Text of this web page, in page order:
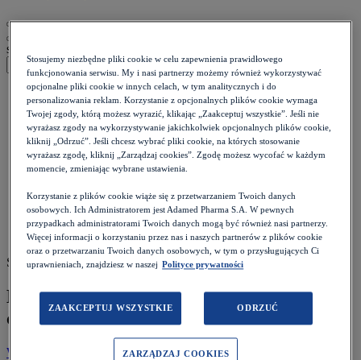
szukaj
Strona główna >
Pacjent >
Aktualności
Ekspert: Otyłość jest matką wszystkich chorób
Szacowany czas czytania: 5 minut
Ekspert: Otyłość jest matką wszystkich
chorób
Wróć do listy 04.03.2024
Stosujemy niezbędne pliki cookie w celu zapewnienia prawidłowego
funkcjonowania serwisu. My i nasi partnerzy możemy również wykorzystywać
opcjonalne pliki cookie w innych celach, w tym analitycznych i do
personalizowania reklam. Korzystanie z opcjonalnych plików cookie wymaga
Twojej zgody, którą możesz wyrazić, klikając „Zaakceptuj wszystkie”. Jeśli nie
wyrażasz zgody na wykorzystywanie jakichkolwiek opcjonalnych plików cookie,
kliknij „Odrzuć”. Jeśli chcesz wybrać pliki cookie, na których stosowanie
wyrażasz zgodę, kliknij „Zarządzaj cookies”. Zgodę możesz wycofać w każdym
momencie, zmieniając wybrane ustawienia.
Korzystanie z plików cookie wiąże się z przetwarzaniem Twoich danych
osobowych. Ich Administratorem jest Adamed Pharma S.A. W pewnych
przypadkach administratorami Twoich danych mogą być również nasi partnerzy.
Więcej informacji o korzystaniu przez nas i naszych partnerów z plików cookie
oraz o przetwarzaniu Twoich danych osobowych, w tym o przysługujących Ci
uprawnieniach, znajdziesz w naszej Polityce prywatności
ZAAKCEPTUJ WSZYSTKIE ODRZUĆ
ZARZĄDZAJ COOKIES